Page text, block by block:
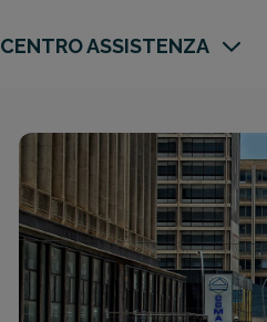
CENTRO ASSISTENZA